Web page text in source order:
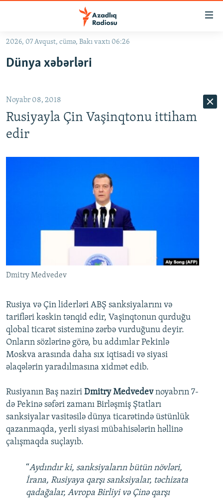
Əsas
qayıt
qayıt
Axtarışa
#İZAHLA
#ƏSLINDƏ
FƏRQƏ BAX
İNFOQRAFIKA
AZƏRBAYCAN ƏDƏBIYYATI KITABXANASI
MISSIYAMIZ
BIZIMLƏ ƏLAQƏ
XƏBƏR BÜLLETENLƏRIMIZ
2026, 07 Avqust, cümə, Bakı vaxtı 06:26
Dünya xəbərləri
Noyabr 08, 2018
Rusiyayla Çin Vaşinqtonu ittiham
edir
Dmitry Medvedev
Rusiya və Çin liderləri ABŞ sanksiyalarını və
tarifləri kəskin tənqid edir, Vaşinqtonun qurduğu
qlobal ticarət sisteminə zərbə vurduğunu deyir.
Onların sözlərinə görə, bu addımlar Pekinlə
Moskva arasında daha sıx iqtisadi və siyasi
əlaqələrin yaradılmasına xidmət edib.
Rusiyanın Baş naziri Dmitry Medvedevnoyabrın 7-
də Pekinə səfəri zamanı Birləşmiş Ştatları
sanksiyalar vasitəsilə dünya ticarətində üstünlük
qazanmaqda, yerli siyasi mübahisələrin həllinə
çalışmaqda suçlayıb.
“Aydındır ki, sanksiyaların bütün növləri,
İrana, Rusiyaya qarşı sanksiyalar, təchizata
qadağalar, Avropa Birliyi və Çinə qarşı